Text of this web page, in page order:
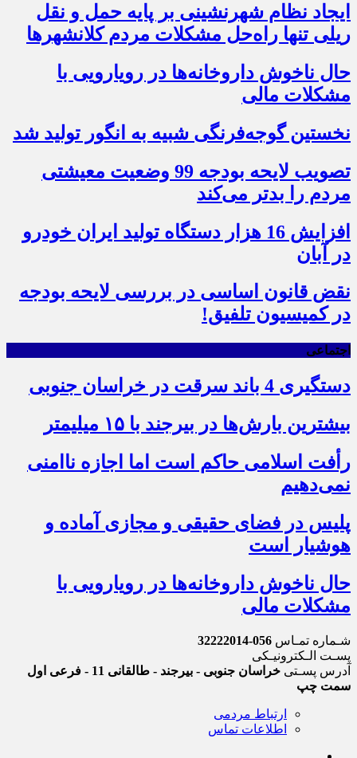
ایجاد نظام شهرنشینی بر پایه حمل و نقل
ریلی تنها راه‌حل مشکلات مردم کلانشهرها
حال ناخوش داروخانه‌ها در رویارویی با
مشکلات مالی
نخستین گوجه‌فرنگی شبیه به انگور تولید شد
تصویب لایحه بودجه 99 وضعیت معیشتی
مردم را بدتر می‌کند
افزایش 16 هزار دستگاه تولید ایران خودرو
در آبان
نقض قانون اساسی در بررسی لایحه بودجه
در کمیسیون تلفیق!
اجتماعی
دستگیری 4 باند سرقت در خراسان جنوبی
بیشترین بارش‌ها در بیرجند با ۱۵ میلیمتر
رأفت اسلامی حاکم است اما اجازه ناامنی
نمی‌دهیم
پلیس در فضای حقیقی و مجازی آماده و
هوشیار است
حال ناخوش داروخانه‌ها در رویارویی با
مشکلات مالی
شـماره تمـاس 056-32222014
پسـت الـکترونیـکی
آدرس پسـتی
خراسان جنوبی - بیرجند - طالقانی 11 - فرعی اول
سمت چپ
ارتباط مردمی
اطلاعات تماس